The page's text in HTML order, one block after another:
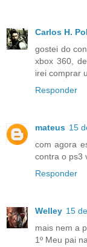
Carlos H.
gostei do
xbox 360,
irei comprar
Responder
mateus 15
com agora
contra o ps3
Responder
Welley 15
mais nem a
1º Meu pai